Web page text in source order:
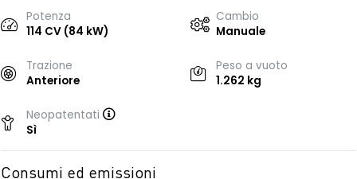
Potenza
114 CV (84 kW)
Cambio
Manuale
Trazione
Anteriore
Peso a vuoto
1.262 kg
Neopatentati
Sì
Consumi ed emissioni